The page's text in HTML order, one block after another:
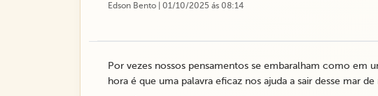
Edson Bento | 01/10/2025 ás 08:14
Por vezes nossos pensamentos se embaralham como em
hora é que uma palavra eficaz nos ajuda a sair desse mar